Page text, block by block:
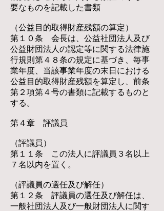
要なものを記載した書類
（公益目的取得財産残額の算定）
第１０条 会長は、公益社団法人及び
公益財団法人の認定等に関する法律施
行規則第４８条の規定に基づき、毎事
業年度、当該事業年度の末日における
公益目的取得財産残額を算定し、前条
第２項第４号の書類に記載するものと
する。
第４章 評議員
（評議員）
第１１条 この法人に評議員３名以上
７名以内を置く。
（評議員の選任及び解任）
第１２条 評議員の選任及び解任は、
一般社団法人及び一般財団法人に関す